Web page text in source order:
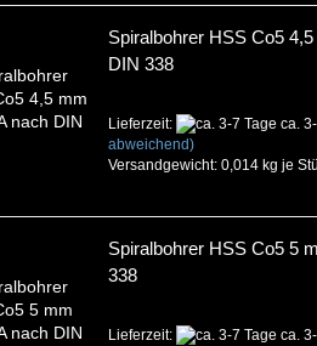
Spiralbohrer HSS Co5
DIN 338
Lieferzeit: ca.
abweichend)
Versandgewicht: 0,014 kg je
Spiralbohrer HSS Co5 5
338
Lieferzeit: ca.